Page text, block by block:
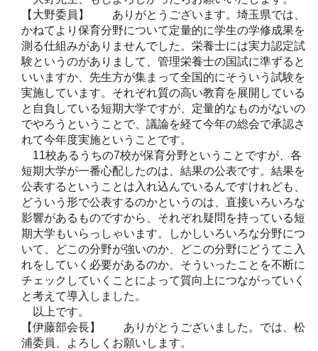
【大野委員】 ありがとうございます。埼玉県では、
かねてより保育分野について定量的に学生の学修成果を
測る仕組みがありませんでした。栄養士には実力認定試
験というのがありまして、管理栄養士の国試に準ずると
いいますか、先生方が集まって全国的にそういう試験を
実施しています。それぞれ質の高い教育を展開している
と自負している短期大学ですが、定量的なものがないの
でやろうということで、議論を経て今年の総会で承認さ
れて今年度実施ということです。
11校あるうちの7校が保育分野ということですが、各
短期大学が一番心配したのは、結果の公表です。結果を
公表するということは入れ込んでいるんですけれども、
どういう形で公表するのかというのは、直接いろいろな
影響があるものですから、それぞれ疑問を持っている短
期大学もいらっしゃいます。しかしいろいろな分野につ
いて、どこの分野が強いのか、どこの分野にどうてこ入
れをしていく必要があるのか、そういったことを不断に
チェックしていくことによって質向上につながっていく
と考えて導入しました。
以上です。
【伊藤部会長】 ありがとうございました。では、松
浦委員、よろしくお願いします。